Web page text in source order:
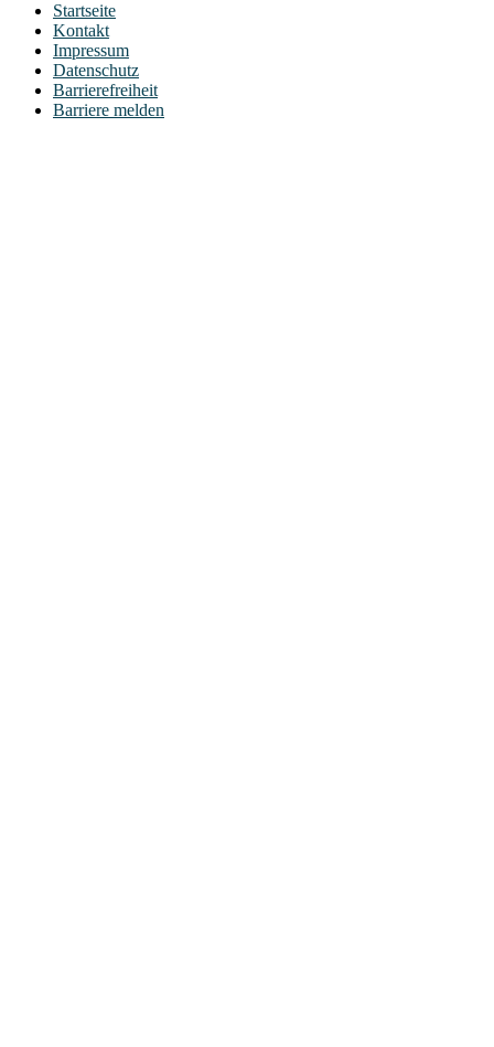
Startseite
Kontakt
Impressum
Datenschutz
Barrierefreiheit
Barriere melden